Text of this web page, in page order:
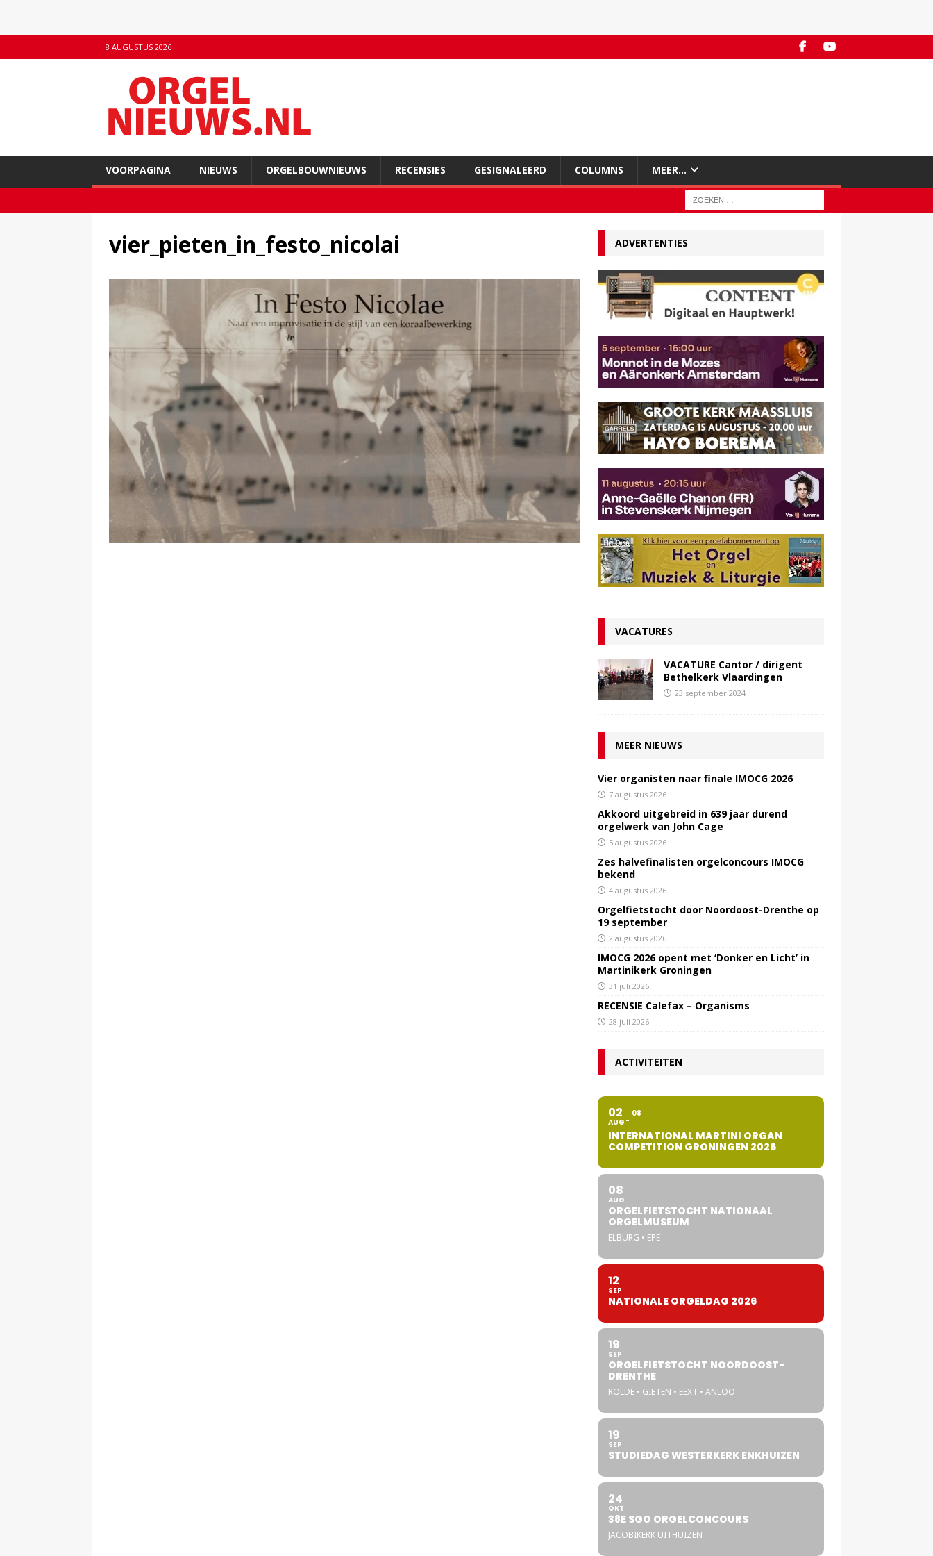
8 AUGUSTUS 2026
VOORPAGINA NIEUWS ORGELBOUWNIEUWS RECENSIES GESIGNALEERD COLUMNS MEER…
vier_pieten_in_festo_nicolai ADVERTENTIES
VACATURES
VACATURE Cantor / dirigent
Bethelkerk Vlaardingen
23 september 2024
MEER NIEUWS
Vier organisten naar finale IMOCG 2026
7 augustus 2026
Akkoord uitgebreid in 639 jaar durend
orgelwerk van John Cage
5 augustus 2026
Zes halvefinalisten orgelconcours IMOCG
bekend
4 augustus 2026
Orgelfietstocht door Noordoost-Drenthe op
19 september
2 augustus 2026
IMOCG 2026 opent met ‘Donker en Licht’ in
Martinikerk Groningen
31 juli 2026
RECENSIE Calefax – Organisms
28 juli 2026
ACTIVITEITEN
02
AUG
08
INTERNATIONAL MARTINI ORGAN
COMPETITION GRONINGEN 2026
08
AUG
ORGELFIETSTOCHT NATIONAAL
ORGELMUSEUM
ELBURG • EPE
12
SEP
NATIONALE ORGELDAG 2026
19
SEP
ORGELFIETSTOCHT NOORDOOST-
DRENTHE
ROLDE • GIETEN • EEXT • ANLOO
19
SEP
STUDIEDAG WESTERKERK ENKHUIZEN
24
OKT
38E SGO ORGELCONCOURS
JACOBIKERK UITHUIZEN